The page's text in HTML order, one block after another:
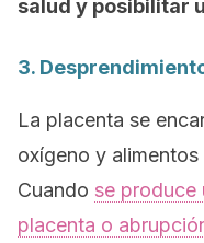
salud y posibilitar
3.
La placenta se
oxígeno y
Cuando se produce
placenta o